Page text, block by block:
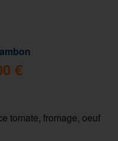
€
tomate, fromage, oeuf